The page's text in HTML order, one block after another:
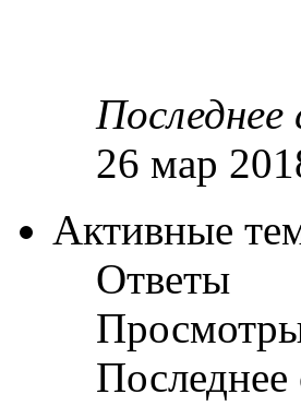
Последнее
26 мар
Активные
Ответы